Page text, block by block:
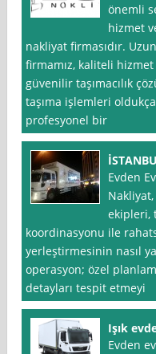
önemli
hizmet
nakliyat firmasıdır.
firmamız, kaliteli
güvenilir taşımacılık
taşıma işlemleri
profesyonel bir
Evden
ekipleri,
koordinasyonu ile
yerleştirmesinin nasıl
operasyon; özel
detayları tespit etmeyi
Işık
Evden